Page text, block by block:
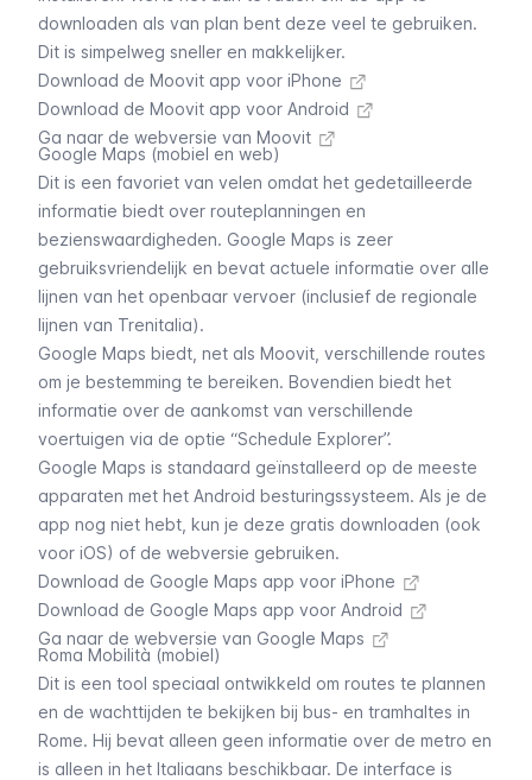
downloaden als van plan bent deze veel te gebruiken.
Dit is simpelweg sneller en makkelijker.
Download de Moovit app voor iPhone
Download de Moovit app voor Android
Ga naar de webversie van Moovit
Google Maps (mobiel en web)
Dit is een favoriet van velen omdat het gedetailleerde
informatie biedt over routeplanningen en
bezienswaardigheden. Google Maps is zeer
gebruiksvriendelijk en bevat actuele informatie over alle
lijnen van het openbaar vervoer (inclusief de regionale
lijnen van Trenitalia).
Google Maps biedt, net als Moovit, verschillende routes
om je bestemming te bereiken. Bovendien biedt het
informatie over de aankomst van verschillende
voertuigen via de optie “Schedule Explorer”.
Google Maps is standaard geïnstalleerd op de meeste
apparaten met het Android besturingssysteem. Als je de
app nog niet hebt, kun je deze gratis downloaden (ook
voor iOS) of de webversie gebruiken.
Download de Google Maps app voor iPhone
Download de Google Maps app voor Android
Ga naar de webversie van Google Maps
Roma Mobilità (mobiel)
Dit is een tool speciaal ontwikkeld om routes te plannen
en de wachttijden te bekijken bij bus- en tramhaltes in
Rome. Hij bevat alleen geen informatie over de metro en
is alleen in het Italiaans beschikbaar. De interface is